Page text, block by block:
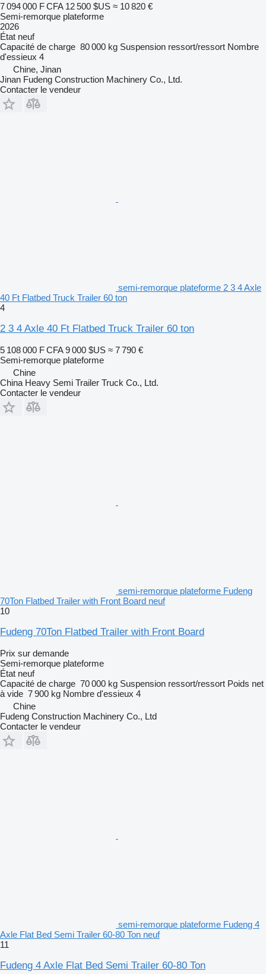
7 094 000 F CFA 12 500 $US ≈ 10 820 €
Semi-remorque plateforme
2026
État neuf
Capacité de charge 80 000 kg Suspension ressort/ressort Nombre
d'essieux 4
Chine, Jinan
Jinan Fudeng Construction Machinery Co., Ltd.
Contacter le vendeur
semi-remorque plateforme 2 3 4 Axle
40 Ft Flatbed Truck Trailer 60 ton
4
2 3 4 Axle 40 Ft Flatbed Truck Trailer 60 ton
5 108 000 F CFA 9 000 $US ≈ 7 790 €
Semi-remorque plateforme
Chine
China Heavy Semi Trailer Truck Co., Ltd.
Contacter le vendeur
semi-remorque plateforme Fudeng
70Ton Flatbed Trailer with Front Board neuf
10
Fudeng 70Ton Flatbed Trailer with Front Board
Prix sur demande
Semi-remorque plateforme
État neuf
Capacité de charge 70 000 kg Suspension ressort/ressort Poids net
à vide 7 900 kg Nombre d'essieux 4
Chine
Fudeng Construction Machinery Co., Ltd
Contacter le vendeur
semi-remorque plateforme Fudeng 4
Axle Flat Bed Semi Trailer 60-80 Ton neuf
11
Fudeng 4 Axle Flat Bed Semi Trailer 60-80 Ton